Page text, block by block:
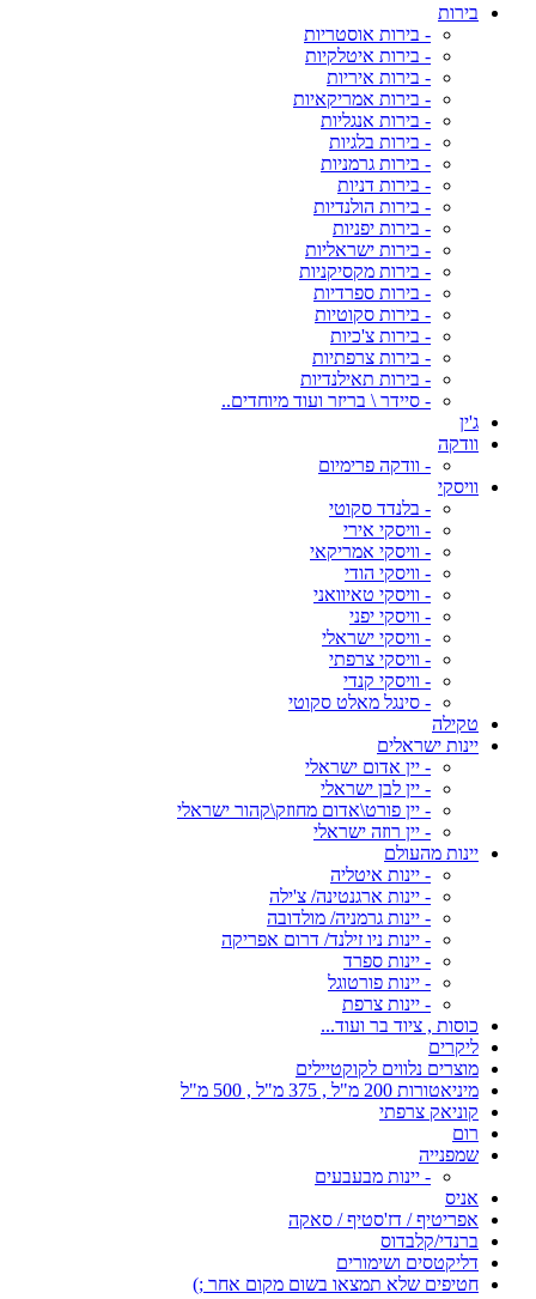
בירות
- בירות אוסטריות
- בירות איטלקיות
- בירות איריות
- בירות אמריקאיות
- בירות אנגליות
- בירות בלגיות
- בירות גרמניות
- בירות דניות
- בירות הולנדיות
- בירות יפניות
- בירות ישראליות
- בירות מקסיקניות
- בירות ספרדיות
- בירות סקוטיות
- בירות צ'כיות
- בירות צרפתיות
- בירות תאילנדיות
- סיידר \ בריזר ועוד מיוחדים..
ג'ין
וודקה
- וודקה פרימיום
וויסקי
- בלנדד סקוטי
- וויסקי אירי
- וויסקי אמריקאי
- וויסקי הודי
- וויסקי טאיוואני
- וויסקי יפני
- וויסקי ישראלי
- וויסקי צרפתי
- וויסקי קנדי
- סינגל מאלט סקוטי
טקילה
יינות ישראלים
- יין אדום ישראלי
- יין לבן ישראלי
- יין פורט\אדום מחוזק\קהור ישראלי
- יין רוזה ישראלי
יינות מהעולם
- יינות איטליה
- יינות ארגנטינה/ צ'ילה
- יינות גרמניה/ מולדובה
- יינות ניו זילנד/ דרום אפריקה
- יינות ספרד
- יינות פורטוגל
- יינות צרפת
כוסות , ציוד בר ועוד...
ליקרים
מוצרים נלווים לקוקטיילים
מיניאטורות 200 מ"ל , 375 מ"ל , 500 מ"ל
קוניאק צרפתי
רום
שמפנייה
- יינות מבעבעים
אניס
אפריטיף / דז'סטיף / סאקה
ברנדי/קלבדוס
דליקטסים ושימורים
חטיפים שלא תמצאו בשום מקום אחר ;)